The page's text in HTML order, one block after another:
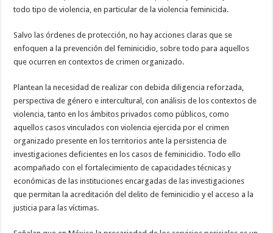
todo tipo de violencia, en particular de la violencia feminicida.
Salvo las órdenes de protección, no hay acciones claras que se
enfoquen a la prevención del feminicidio, sobre todo para aquellos
que ocurren en contextos de crimen organizado.
Plantean la necesidad de realizar con debida diligencia reforzada,
perspectiva de género e intercultural, con análisis de los contextos de
violencia, tanto en los ámbitos privados como públicos, como
aquellos casos vinculados con violencia ejercida por el crimen
organizado presente en los territorios ante la persistencia de
investigaciones deficientes en los casos de feminicidio. Todo ello
acompañado con el fortalecimiento de capacidades técnicas y
económicas de las instituciones encargadas de las investigaciones
que permitan la acreditación del delito de feminicidio y el acceso a la
justicia para las víctimas.